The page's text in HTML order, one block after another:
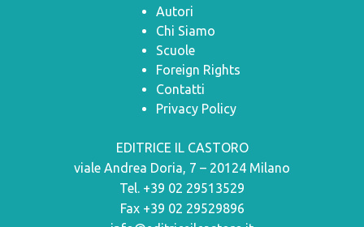
Autori
Chi Siamo
Scuole
Foreign Rights
Contatti
Privacy Policy
EDITRICE IL CASTORO
viale Andrea Doria, 7 – 20124 Milano
Tel. +39 02 29513529
Fax +39 02 29529896